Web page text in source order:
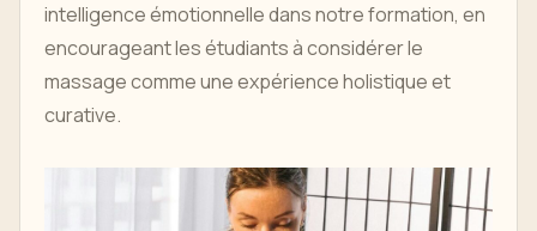
intelligence émotionnelle dans notre formation, en
encourageant les étudiants à considérer le
massage comme une expérience holistique et
curative.